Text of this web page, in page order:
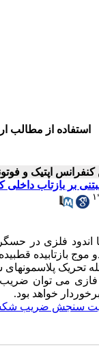
استفاده از مطالب
بر بازتاب داخلی
۱
فلزی در
تحریک
فازی می توان
خواهد بود.
سنجش ضریب